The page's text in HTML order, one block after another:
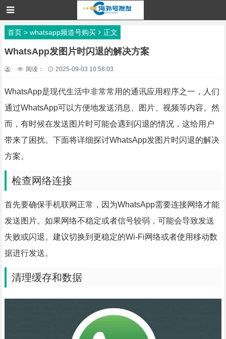
首页> whatsapp频道号购买 正文
WhatsApp发图片时闪退的解决方案
阅读： 2025-09-03 10:58:03
WhatsApp是现代生活中非常常用的通讯应用程序之一，人们
通过WhatsApp可以方便地发送消息、图片、视频等内容。然
而，有时候在发送图片时可能会遇到闪退的情况，这给用户
带来了困扰。下面将详细探讨WhatsApp发图片时闪退的解决
方案。
检查网络连接
首先要确保手机联网正常，因为WhatsApp需要连接网络才能
发送图片。如果网络不稳定或者信号较弱，可能会导致发送
失败或闪退。建议切换到更稳定的Wi-Fi网络或者使用移动数
据进行发送。
清理缓存和数据